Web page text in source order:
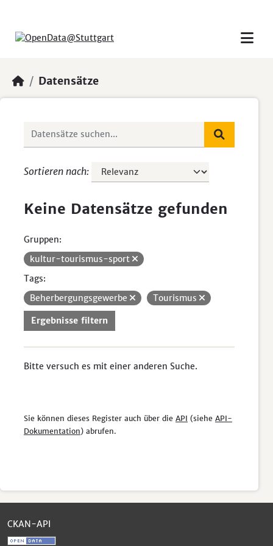
Datensätze
Sortieren nach
Keine Datensätze gefunden
Gruppen:
kultur-tourismus-sport
Tags:
Beherbergungsgewerbe
Tourismus
Ergebnisse filtern
Bitte versuch es mit einer anderen Suche.
Sie können dieses Register auch über die API (siehe API-
Dokumentation) abrufen.
CKAN-API